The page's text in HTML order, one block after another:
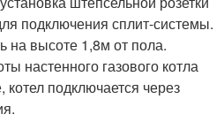
подключения сплит-системы.
на высоте 1,8м от пола.
настенного газового котла
котел подключается через